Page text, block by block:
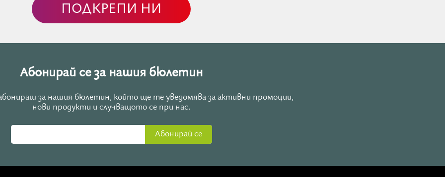
ПОДКРЕПИ НИ
Абонирай се за нашия бюлетин
абонираш за нашия бюлетин, който ще те уведомява за активни промоции,
нови продукти и случващото се при нас.
Абонирай се